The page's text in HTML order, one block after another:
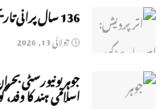
136 سال پرانی تاریخی مسجد میں داخلہ بند، نماز پر بھی پابندی!
جولائی 13, 2026
جوہر یونیورسٹی
اسلامی ہند کا